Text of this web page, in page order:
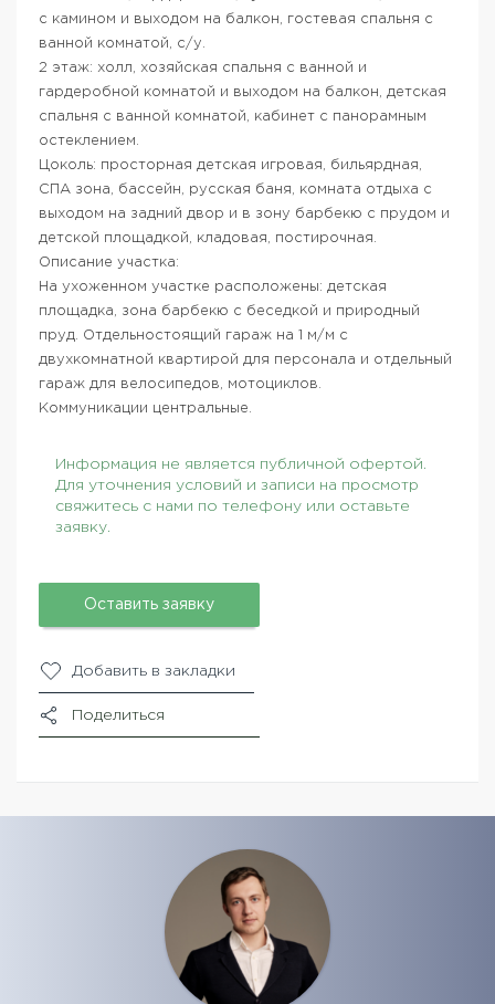
с камином и выходом на балкон, гостевая спальня с
ванной комнатой, с/у.
2 этаж: холл, хозяйская спальня с ванной и
гардеробной комнатой и выходом на балкон, детская
спальня с ванной комнатой, кабинет с панорамным
остеклением.
Цоколь: просторная детская игровая, бильярдная,
СПА зона, бассейн, русская баня, комната отдыха с
выходом на задний двор и в зону барбекю с прудом и
детской площадкой, кладовая, постирочная.
Описание участка:
На ухоженном участке расположены: детская
площадка, зона барбекю с беседкой и природный
пруд. Отдельностоящий гараж на 1 м/м с
двухкомнатной квартирой для персонала и отдельный
гараж для велосипедов, мотоциклов.
Коммуникации центральные.
Информация не является публичной офертой.
Для уточнения условий и записи на просмотр
свяжитесь с нами по телефону или оставьте
заявку.
Оставить заявку
Добавить в закладки
Поделиться